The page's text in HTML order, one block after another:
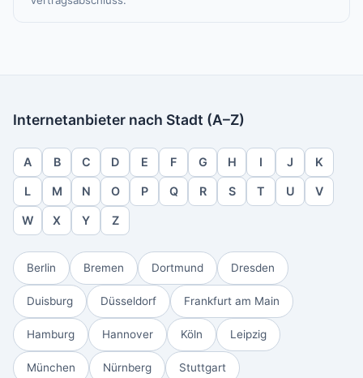
Internetanbieter nach Stadt (A–Z)
A B C D E F G H I J K
L M N O P Q R S T U V
W X Y Z
Berlin Bremen Dortmund Dresden
Duisburg Düsseldorf Frankfurt am Main
Hamburg Hannover Köln Leipzig
München Nürnberg Stuttgart